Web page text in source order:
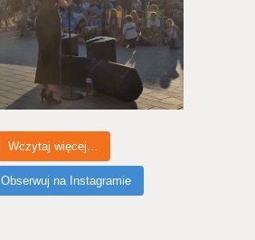
Wczytaj więcej...
Obserwuj na Instagramie